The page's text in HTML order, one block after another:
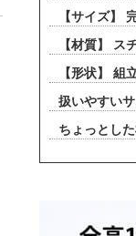
【サイズ】
【材質】
【形状】
扱いやすい
ちょっとし